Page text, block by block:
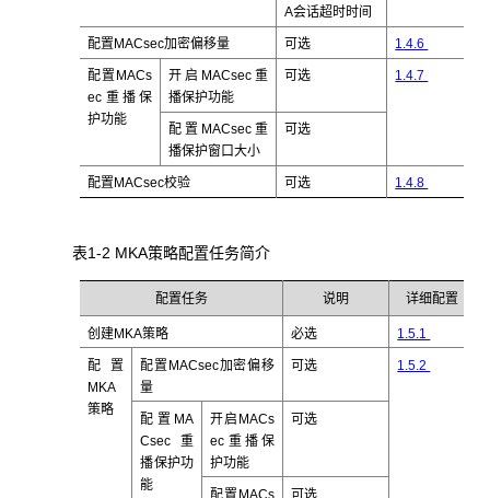
A会话超时时间
配置MACsec加密偏移量 可选 1.4.6
配置MACs
ec重播保
护功能
开启MACsec重
播保护功能
可选 1.4.7
配置MACsec重
播保护窗口大小
可选
配置MACsec校验 可选 1.4.8
表1-2 MKA策略配置任务简介
配置任务 说明 详细配置
创建MKA策略 必选 1.5.1
配置
MKA
策略
配置MACsec加密偏移
量
可选 1.5.2
配置MA
Csec重
播保护功
能
开启MACs
ec重播保
护功能
可选
配置MACs 可选